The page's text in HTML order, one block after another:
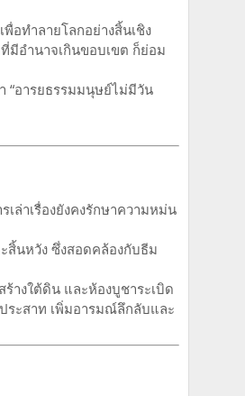
อทำลายโลกอย่างสิ้นเชิง
มีอำนาจเกินขอบเขต ก็ย่อม
“อารยธรรมมนุษย์ไม่มีวัน
เล่าเรื่องยังคงรักษาความหม่น
สิ้นหวัง ซึ่งสอดคล้องกับธีม
างใต้ดิน และห้องบูชาระเบิด
ระสาท เพิ่มอารมณ์ลึกลับและ